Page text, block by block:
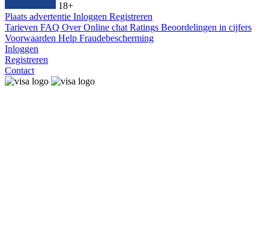
18+
Plaats advertentie Inloggen Registreren
Tarieven FAQ OverOnline chat Ratings Beoordelingen in cijfers
Voorwaarden Help Fraudebescherming
Inloggen
Registreren
Contact